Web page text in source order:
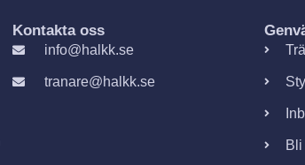
Kontakta oss
info@halkk.se
tranare@halkk.se
Bli